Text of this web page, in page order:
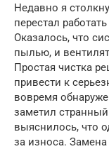
Недавно я
перестал
Оказалось, что
пылью, и
Простая чистка
привести к
вовремя
заметил
выяснилось, что
за износа.